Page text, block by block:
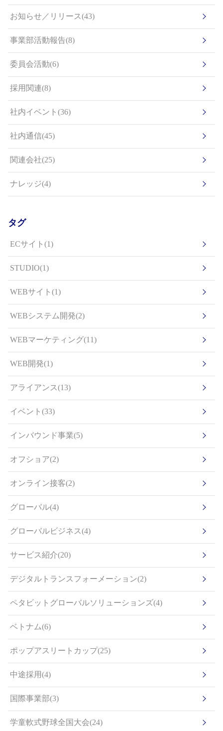
お知らせ／リリース(43)
事業部活動報告(8)
委員会活動(6)
採用関連(8)
社内イベント(36)
社内通信(45)
関連会社(25)
ナレッジ(4)
タグ
ECサイト(1)
STUDIO(1)
WEBサイト(1)
WEBシステム開発(2)
WEBマーケティング(11)
WEB開発(1)
アライアンス(13)
イベント(33)
インバウンド事業(5)
オフショア(2)
オンライン接客(2)
グローバル(4)
グローバルビジネス(4)
サービス紹介(20)
デジタルトランスフォーメーション(2)
ペタビットグローバルソリューションズ(4)
ベトナム(6)
ポップアスリートカップ(25)
中途採用(4)
国際事業部(3)
学童軟式野球全国大会(24)